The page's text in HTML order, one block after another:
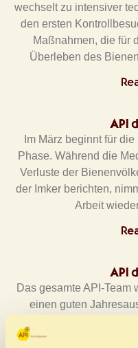
wechselt zu intensiver
den ersten
Maßnahmen, die für
Überleben des
API
Im März beginnt für
Phase. Während die
Verluste der
der Imker berichten,
Arbeit
API
Das gesamte API-Team
einen guten
möchten Ihnen